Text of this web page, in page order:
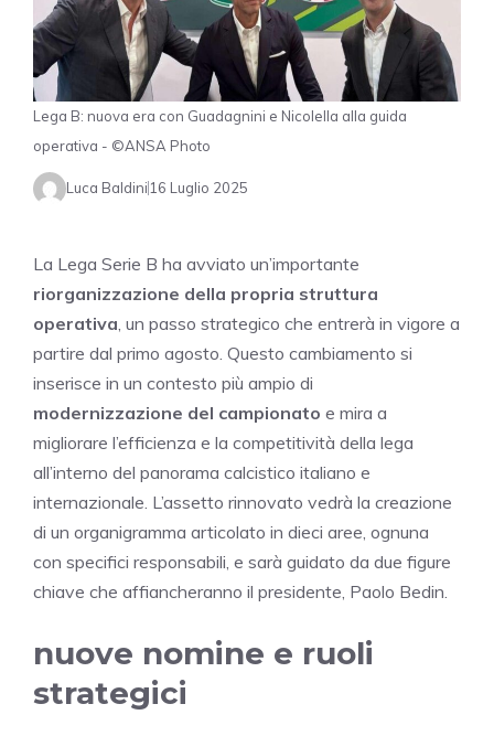
Lega B: nuova era con Guadagnini e Nicolella alla guida
operativa - ©ANSA Photo
Luca Baldini16 Luglio 2025
La Lega Serie B ha avviato un’importante
riorganizzazione della propria struttura
operativa , un passo strategico che entrerà in vigore a
partire dal primo agosto. Questo cambiamento si
inserisce in un contesto più ampio di
modernizzazione del campionato e mira a
migliorare l’efficienza e la competitività della lega
all’interno del panorama calcistico italiano e
internazionale. L’assetto rinnovato vedrà la creazione
di un organigramma articolato in dieci aree, ognuna
con specifici responsabili, e sarà guidato da due figure
chiave che affiancheranno il presidente, Paolo Bedin.
nuove nomine e ruoli
strategici